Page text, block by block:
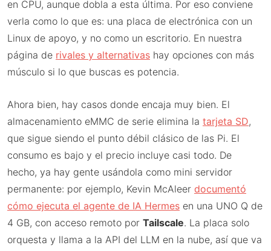
en CPU, aunque dobla a esta última. Por eso conviene
verla como lo que es: una placa de electrónica con un
Linux de apoyo, y no como un escritorio. En nuestra
página de rivales y alternativas hay opciones con más
músculo si lo que buscas es potencia.
Ahora bien, hay casos donde encaja muy bien. El
almacenamiento eMMC de serie elimina la tarjeta SD,
que sigue siendo el punto débil clásico de las Pi. El
consumo es bajo y el precio incluye casi todo. De
hecho, ya hay gente usándola como mini servidor
permanente: por ejemplo, Kevin McAleer documentó
cómo ejecuta el agente de IA Hermes en una UNO Q de
4 GB, con acceso remoto por Tailscale. La placa solo
orquesta y llama a la API del LLM en la nube, así que va